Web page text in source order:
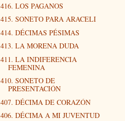
416. LOS PAGANOS
415. SONETO PARA ARACELI
414. DÉCIMAS PÉSIMAS
413. LA MORENA DUDA
411. LA INDIFERENCIA
FEMENINA
410. SONETO DE
PRESENTACIÓN
407. DÉCIMA DE CORAZÓN
406. DÉCIMA A MI JUVENTUD